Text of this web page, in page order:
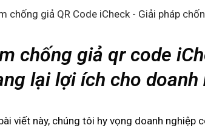
chống giả qr code
lại lợi ích cho doanh
viết này, chúng tôi hy vọng doanh